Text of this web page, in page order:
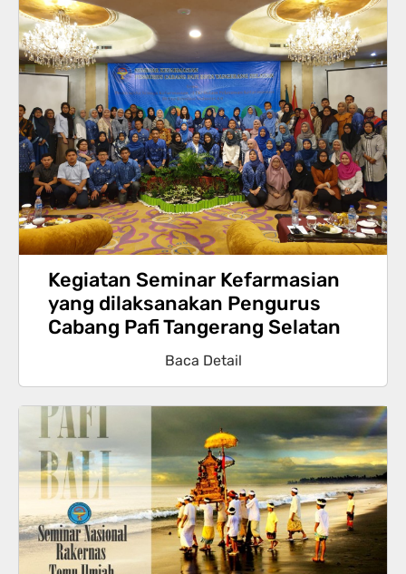
Kegiatan Seminar Kefarmasian
yang dilaksanakan Pengurus
Cabang Pafi Tangerang Selatan
Baca Detail